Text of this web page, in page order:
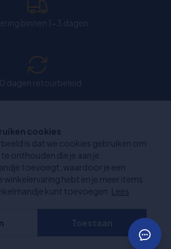
weekdagen van 11:00-15:30 uur.
cookies
is dat we cookies gebruiken om
onthouden die je aan je
toevoegt, waardoor je een
winkelervaring hebt en je meer items
kunt toevoegen. Lees